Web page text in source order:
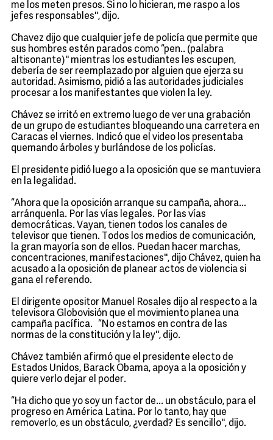
me los meten presos. Si no lo hicieran, me raspo a los
jefes responsables'', dijo.
Chavez dijo que cualquier jefe de policía que permite que
sus hombres estén parados como “pen.. (palabra
altisonante)'' mientras los estudiantes les escupen,
debería de ser reemplazado por alguien que ejerza su
autoridad. Asimismo, pidió a las autoridades judiciales
procesar a los manifestantes que violen la ley.
Chávez se irritó en extremo luego de ver una grabación
de un grupo de estudiantes bloqueando una carretera en
Caracas el viernes. Indicó que el video los presentaba
quemando árboles y burlándose de los policías.
El presidente pidió luego a la oposición que se mantuviera
en la legalidad.
“Ahora que la oposición arranque su campaña, ahora...
arránquenla. Por las vías legales. Por las vías
democráticas. Vayan, tienen todos los canales de
televisor que tienen. Todos los medios de comunicación,
la gran mayoría son de ellos. Puedan hacer marchas,
concentraciones, manifestaciones'', dijo Chávez, quien ha
acusado a la oposición de planear actos de violencia si
gana el referendo.
El dirigente opositor Manuel Rosales dijo al respecto a la
televisora Globovisión que el movimiento planea una
campaña pacífica. “No estamos en contra de las
normas de la constitución y la ley'', dijo.
Chávez también afirmó que el presidente electo de
Estados Unidos, Barack Obama, apoya a la oposición y
quiere verlo dejar el poder.
“Ha dicho que yo soy un factor de... un obstáculo, para el
progreso en América Latina. Por lo tanto, hay que
removerlo, es un obstáculo, ¿verdad? Es sencillo'', dijo.